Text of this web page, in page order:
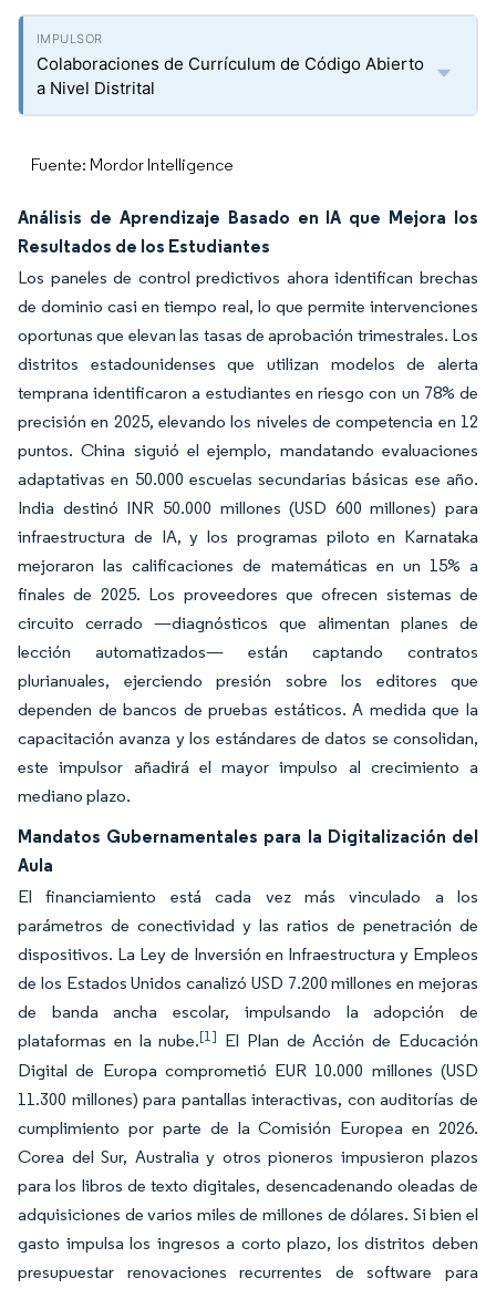
Colaboraciones de Currículum de Código Abierto
a Nivel Distrital
Fuente: Mordor Intelligence
Análisis de Aprendizaje Basado en IA que Mejora los
Resultados de los Estudiantes
Los paneles de control predictivos ahora identifican brechas
de dominio casi en tiempo real, lo que permite intervenciones
oportunas que elevan las tasas de aprobación trimestrales. Los
distritos estadounidenses que utilizan modelos de alerta
temprana identificaron a estudiantes en riesgo con un 78% de
precisión en 2025, elevando los niveles de competencia en 12
puntos. China siguió el ejemplo, mandatando evaluaciones
adaptativas en 50.000 escuelas secundarias básicas ese año.
India destinó INR 50.000 millones (USD 600 millones) para
infraestructura de IA, y los programas piloto en Karnataka
mejoraron las calificaciones de matemáticas en un 15% a
finales de 2025. Los proveedores que ofrecen sistemas de
circuito cerrado —diagnósticos que alimentan planes de
lección automatizados— están captando contratos
plurianuales, ejerciendo presión sobre los editores que
dependen de bancos de pruebas estáticos. A medida que la
capacitación avanza y los estándares de datos se consolidan,
este impulsor añadirá el mayor impulso al crecimiento a
mediano plazo.
Mandatos Gubernamentales para la Digitalización del
Aula
El financiamiento está cada vez más vinculado a los
parámetros de conectividad y las ratios de penetración de
dispositivos. La Ley de Inversión en Infraestructura y Empleos
de los Estados Unidos canalizó USD 7.200 millones en mejoras
de banda ancha escolar, impulsando la adopción de
plataformas en la nube.[1] El Plan de Acción de Educación
Digital de Europa comprometió EUR 10.000 millones (USD
11.300 millones) para pantallas interactivas, con auditorías de
cumplimiento por parte de la Comisión Europea en 2026.
Corea del Sur, Australia y otros pioneros impusieron plazos
para los libros de texto digitales, desencadenando oleadas de
adquisiciones de varios miles de millones de dólares. Si bien el
gasto impulsa los ingresos a corto plazo, los distritos deben
presupuestar renovaciones recurrentes de software para